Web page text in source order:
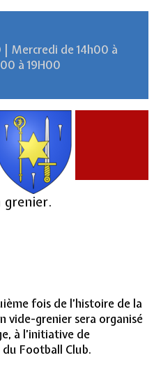
| Mercredi de 14h00 à
à 19H00
grenier.
fois de l’histoire de la
vide-grenier sera organisé
à l’initiative de
du Football Club.